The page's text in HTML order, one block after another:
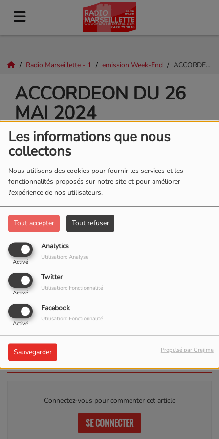
Les informations que nous
collectons
Nous utilisons des cookies pour fournir les services et les
fonctionnalités proposés sur notre site et pour améliorer
l'expérience de nos utilisateurs.
Tout accepter Tout refuser
Analytics
Activé
Utilisation: Analyse
Twitter
Activé
Utilisation: Fonctionnalité
Facebook
Activé
Utilisation: Fonctionnalité
Sauvegarder Propulsé par Orejime
Radio Marseillette - 1 emission Week-End ACCORDEON DU 26 MAI 2024
ACCORDEON DU 26
MAI 2024
ÉCOUTER LE PODCAST
Commentaires(0)
Connectez-vous pour commenter cet article
SE CONNECTER